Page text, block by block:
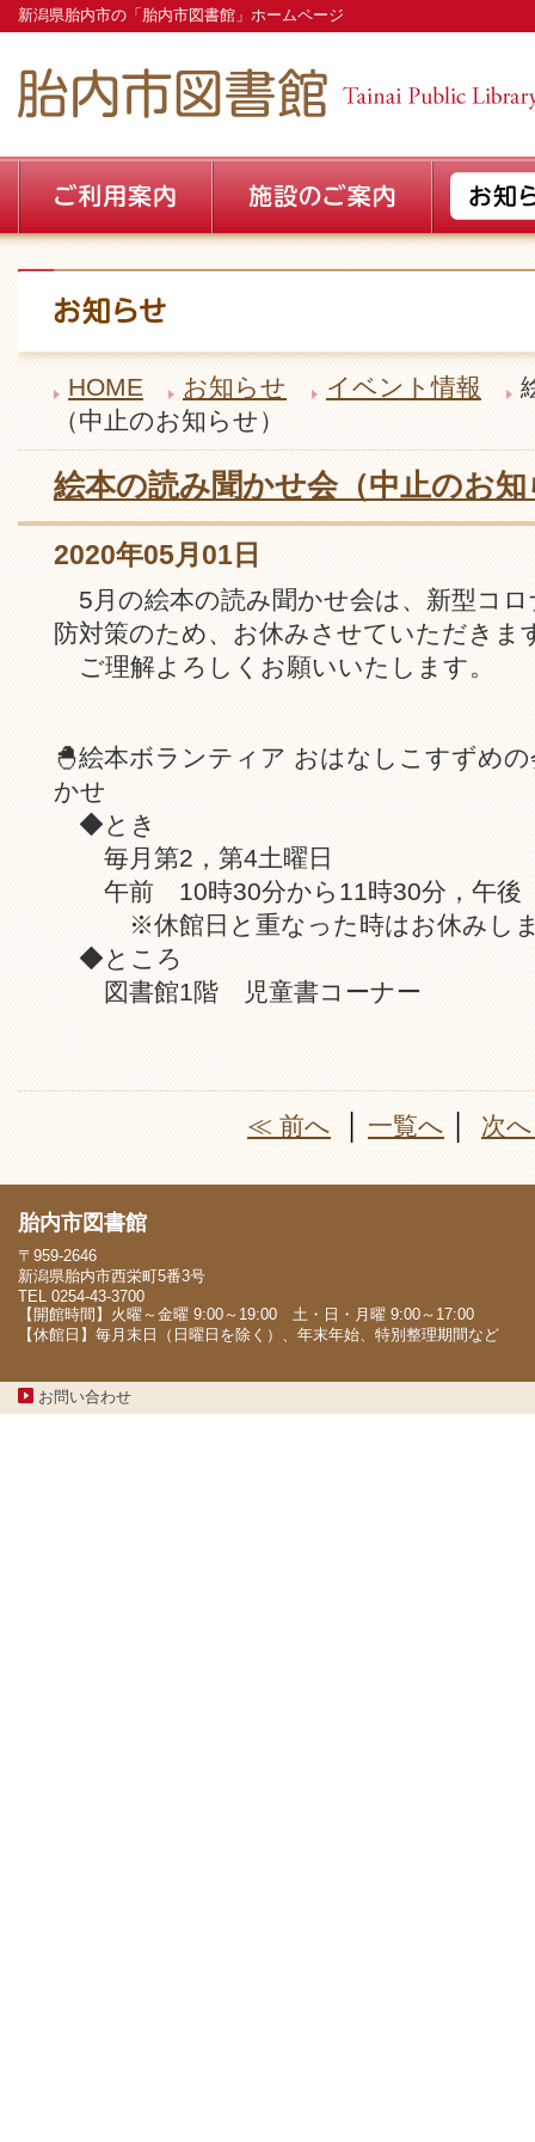
新潟県胎内市の「胎内市図書館」ホームページ
HOME お知らせ イベント情報
（中止のお知らせ）
絵本の読み聞かせ会（中止のお
2020年05月01日
5月の絵本の読み聞かせ会は、新型コ
防対策のため、お休みさせていただきま
ご理解よろしくお願いいたします。
🐣絵本ボランティア おはなしこすずめ
かせ
◆とき
毎月第2，第4土曜日
午前 10時30分から11時30分，午後
※休館日と重なった時はお休みし
◆ところ
図書館1階 児童書コーナー
≪ 前へ 一覧へ 次
胎内市図書館
〒959-2646
新潟県胎内市西栄町5番3号
TEL 0254-43-3700
【開館時間】火曜～金曜 9:00～19:00 土・日・月曜 9:00～17:00
【休館日】毎月末日（日曜日を除く）、年末年始、特別整理期間など
お問い合わせ